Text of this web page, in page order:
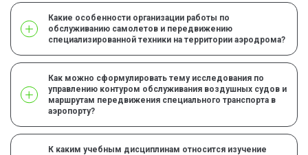
Какие особенности организации работы по
обслуживанию самолетов и передвижению
специализированной техники на территории аэродрома?
Как можно сформулировать тему исследования по
управлению контуром обслуживания воздушных судов и
маршрутам передвижения специального транспорта в
аэропорту?
К каким учебным дисциплинам относится изучение